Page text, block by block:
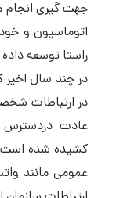
جهت گیری انجام
اتوماسیون و
راستا توسعه
در چند سال اخیر
در ارتباطات
عادت دردسترس
کشیده شده است.
عمومی مانند